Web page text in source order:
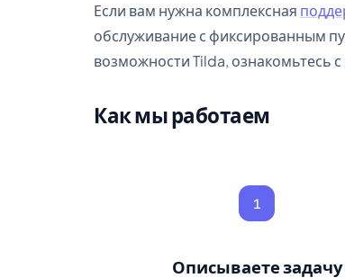
Если вам нужна комплексная
обслуживание с фиксированным
возможности Tilda, ознакомьтесь
Как мы работаем
1
Описываете задачу